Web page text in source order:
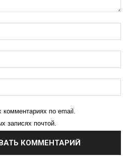
по email.
записях почтой.